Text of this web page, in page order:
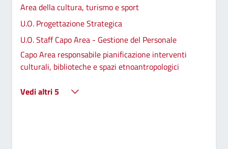
Area della cultura, turismo e sport
U.O. Progettazione Strategica
U.O. Staff Capo Area - Gestione del Personale
Capo Area responsabile pianificazione interventi
culturali, biblioteche e spazi etnoantropologici
Vedi altri 5